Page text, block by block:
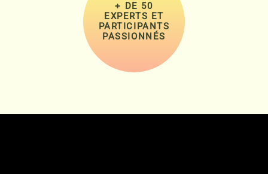
+ DE 50
EXPERTS ET
PARTICIPANTS
PASSIONNÉS